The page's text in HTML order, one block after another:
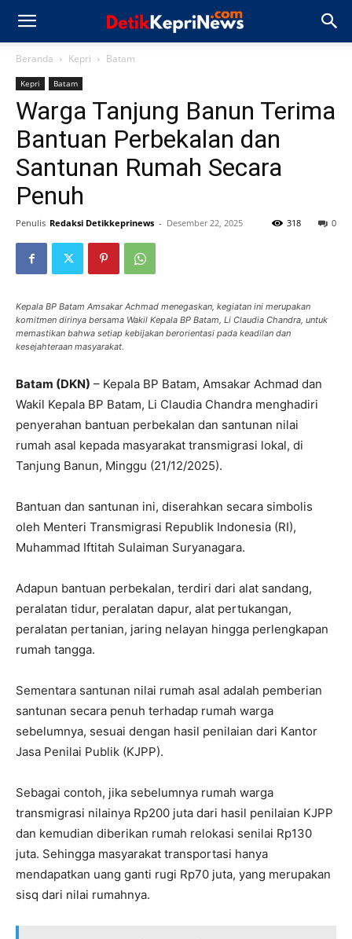
Beranda Kepri Batam
Kepri Batam
Warga Tanjung Banun Terima
Bantuan Perbekalan dan
Santunan Rumah Secara
Penuh
Penulis Redaksi Detikkeprinews - Desember 22, 2025 0
318
Kepala BP Batam Amsakar Achmad menegaskan, kegiatan ini merupakan
komitmen dirinya bersama Wakil Kepala BP Batam, Li Claudia Chandra, untuk
memastikan bahwa setiap kebijakan berorientasi pada keadilan dan
kesejahteraan masyarakat.
Batam (DKN) – Kepala BP Batam, Amsakar Achmad dan
Wakil Kepala BP Batam, Li Claudia Chandra menghadiri
penyerahan bantuan perbekalan dan santunan nilai
rumah asal kepada masyarakat transmigrasi lokal, di
Tanjung Banun, Minggu (21/12/2025).
Bantuan dan santunan ini, diserahkan secara simbolis
oleh Menteri Transmigrasi Republik Indonesia (RI),
Muhammad Iftitah Sulaiman Suryanagara.
Adapun bantuan perbekalan, terdiri dari alat sandang,
peralatan tidur, peralatan dapur, alat pertukangan,
peralatan pertanian, jaring nelayan hingga perlengkapan
rumah tangga.
Sementara santunan nilai rumah asal adalah pemberian
santunan secara penuh terhadap rumah warga
sebelumnya, sesuai dengan hasil penilaian dari Kantor
Jasa Penilai Publik (KJPP).
Sebagai contoh, jika sebelumnya rumah warga
transmigrasi nilainya Rp200 juta dari hasil penilaian KJPP
dan kemudian diberikan rumah relokasi senilai Rp130
juta. Sehingga masyarakat transportasi hanya
mendapatkan uang ganti rugi Rp70 juta, yang merupakan
sisq dari nilai rumahnya.